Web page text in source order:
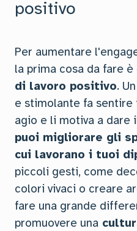
positivo
Per aumentare
la prima cosa da fare è
di lavoro positivo.
e stimolante fa
agio e li motiva a dare
puoi migliorare gli
cui lavorano i tuoi
piccoli gesti, come
colori vivaci o creare
fare una grande
promuovere una